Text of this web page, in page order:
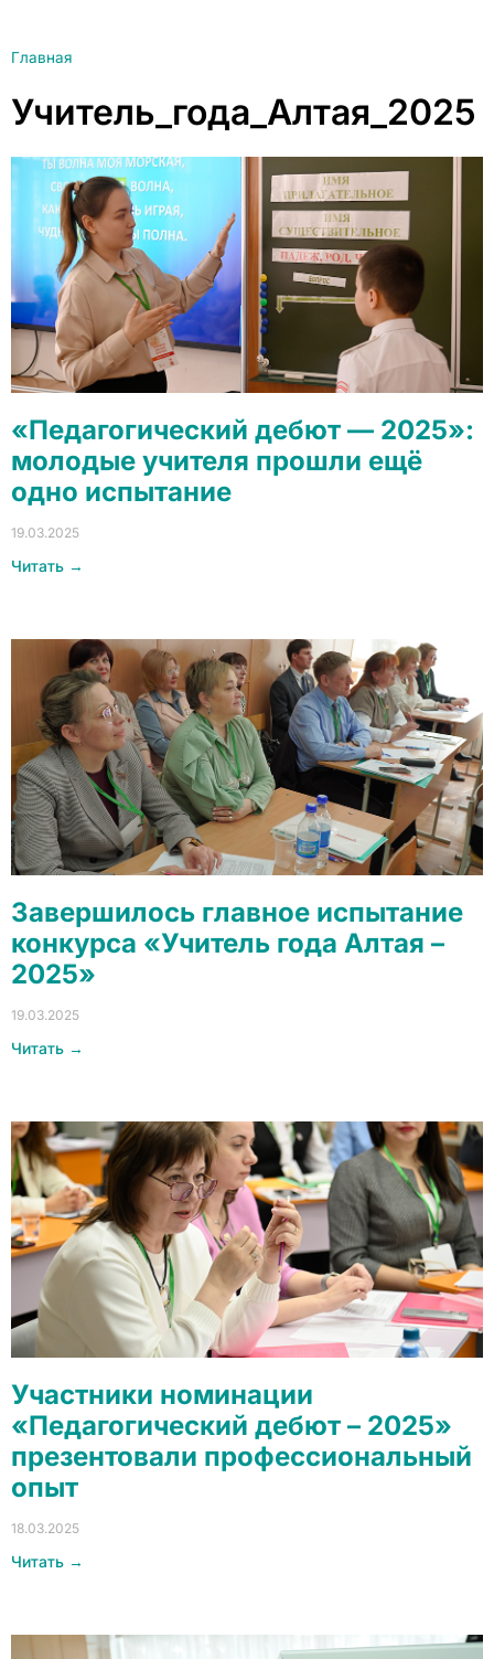
Главная
Учитель_года_Алтая_2025
«Педагогический дебют — 2025»:
молодые учителя прошли ещё
одно испытание
19.03.2025
Читать →
Завершилось главное испытание
конкурса «Учитель года Алтая –
2025»
19.03.2025
Читать →
Участники номинации
«Педагогический дебют – 2025»
презентовали профессиональный
опыт
18.03.2025
Читать →